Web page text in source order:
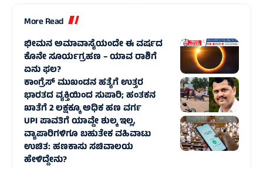
More Read
ಭೀಮನ ಅಮಾವಾಸ್ಯೆಯಂದೇ ಈ ವರ್ಷದ
ಕೊನೇ ಸೂರ್ಯಗ್ರಹಣ – ಯಾವ ರಾಶಿಗೆ
ಏನು ಫಲ?
ಕಾಂಗ್ರೆಸ್‌ ಮುಖಂಡನ ಹತ್ಯೆಗೆ ಉತ್ತರ
ಭಾರತದ ವ್ಯಕ್ತಿಯಿಂದ ಸುಪಾರಿ; ಹಂತಕನ
ಖಾತೆಗೆ 2 ಲಕ್ಷಕ್ಕೂ ಅಧಿಕ ಹಣ ವರ್ಗ
UPI ಪಾವತಿಗೆ ಯಾವ್ದೇ ಶುಲ್ಕ ಇಲ್ಲ,
ವ್ಯಾಪಾರಿಗಳಿಗೂ ಬಹುತೇಕ ವಹಿವಾಟು
ಉಚಿತ: ಹಣಕಾಸು ಸಚಿವಾಲಯ
ಹೇಳಿದ್ದೇನು?